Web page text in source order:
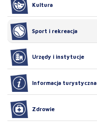
Kultura
Sport i rekreacja
Urzędy i instytucje
Informacja turystyczna
Zdrowie